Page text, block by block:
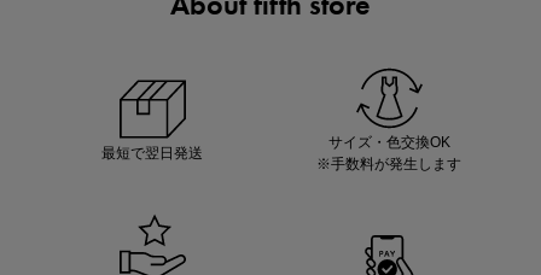
最短で翌日発送
サイズ・色交換OK
※手数料が発生します